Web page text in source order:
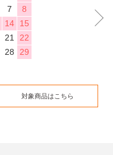
7
8
14
15
21
22
28
29
対象商品はこちら